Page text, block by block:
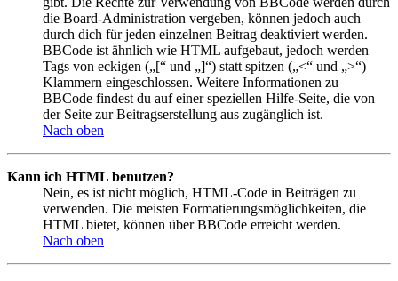
die Board-Administration vergeben, können jedoch auch
durch dich für jeden einzelnen Beitrag deaktiviert werden.
BBCode ist ähnlich wie HTML aufgebaut, jedoch werden
Tags von eckigen („[“ und „]“) statt spitzen („<“ und „>“)
Klammern eingeschlossen. Weitere Informationen zu
BBCode findest du auf einer speziellen Hilfe-Seite, die von
der Seite zur Beitragserstellung aus zugänglich ist.
Nach oben
Kann ich HTML benutzen?
Nein, es ist nicht möglich, HTML-Code in Beiträgen zu
verwenden. Die meisten Formatierungsmöglichkeiten, die
HTML bietet, können über BBCode erreicht werden.
Nach oben